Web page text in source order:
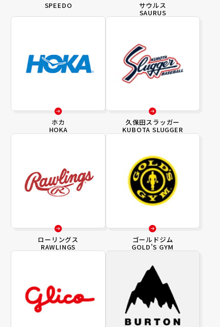
SPEEDO サウルス
SAURUS
ホカ
HOKA
久保田スラッガー
KUBOTA SLUGGER
ローリングス
RAWLINGS
ゴールドジム
GOLD’S GYM